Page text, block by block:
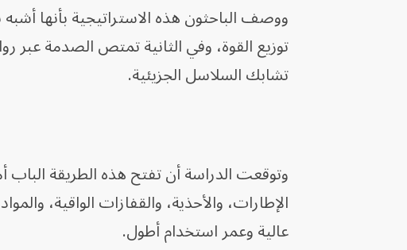
ووصف الباحثون هذه الاستراتيجية بأنها أشبه
توزيع القوة، وفي الثانية تمتص الصدمة عبر
تشابك السلاسل الجزيئية.
وتوقعت الدراسة أن تفتح هذه الطريقة الباب
الإطارات، والأحذية، والقفازات الواقية،
عالية وعمر استخدام أطول.